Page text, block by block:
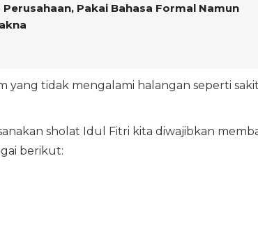
Pakai Bahasa Formal Namun
yang tidak mengalami halangan seperti
sholat Idul Fitri kita diwajibkan
berikut: